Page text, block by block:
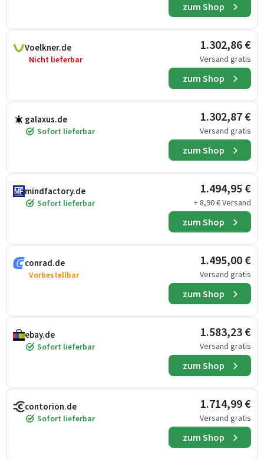
zum Shop
Voelkner.de
Nicht lieferbar
1.302,86 €
Versand gratis
zum Shop
galaxus.de
Sofort lieferbar
1.302,87 €
Versand gratis
zum Shop
mindfactory.de
Sofort lieferbar
1.494,95 €
+ 8,90 € Versand
zum Shop
conrad.de
Vorbestellbar
1.495,00 €
Versand gratis
zum Shop
ebay.de
Sofort lieferbar
1.583,23 €
Versand gratis
zum Shop
contorion.de
Sofort lieferbar
1.714,99 €
Versand gratis
zum Shop